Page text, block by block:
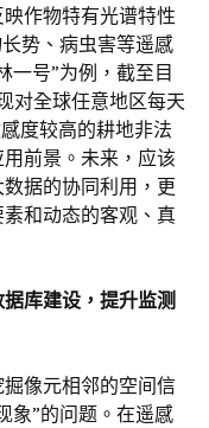
作物特有光谱特性
势、病虫害等遥感
一号”为例，截至目
对全球任意地区每天
度较高的耕地非法
前景。未来，应该
据的协同利用，更
和动态的客观、真
库建设，提升监测
像元相邻的空间信
象”的问题。在遥感